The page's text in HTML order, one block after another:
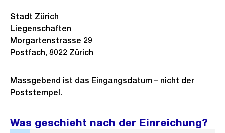
Stadt Zürich
Liegenschaften
Morgartenstrasse 29
Postfach, 8022 Zürich
Massgebend ist das Eingangsdatum – nicht der
Poststempel.
Was geschieht nach der Einreichung?